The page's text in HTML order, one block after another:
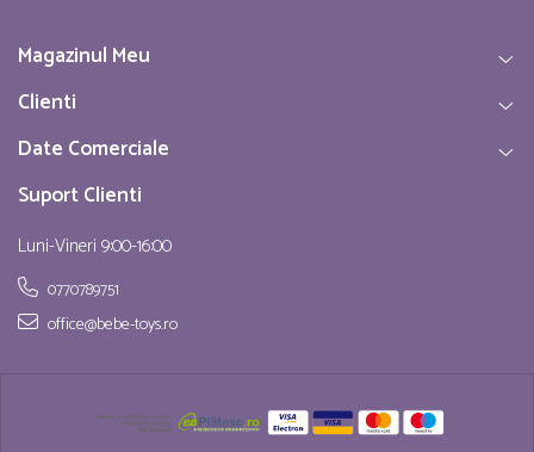
Magazinul Meu
Clienti
Date Comerciale
Suport Clienti
Luni-Vineri 9:00-16:00
0770789751
office@bebe-toys.ro